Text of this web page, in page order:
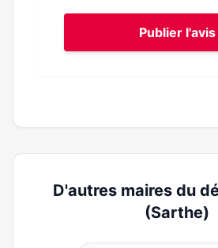
Publier l'avis
D'autres maires du
(Sarthe)